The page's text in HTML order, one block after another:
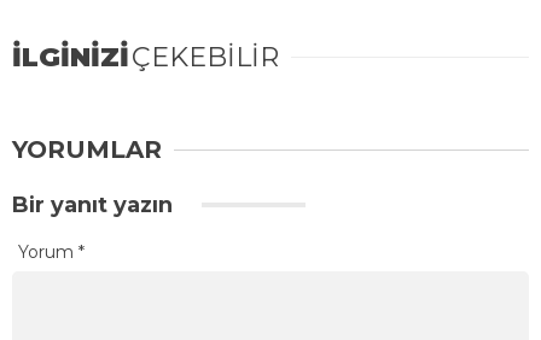
İLGİNİZİÇEKEBİLİR
YORUMLAR
Bir yanıt yazın
Yorum *